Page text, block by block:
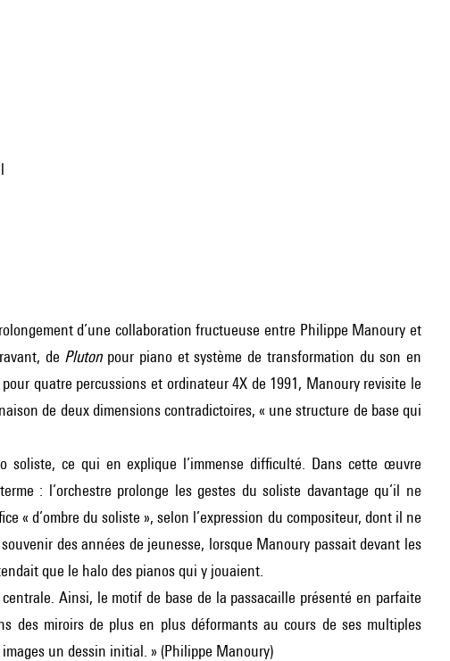
d’une collaboration fructueuse entre Philippe Manoury et
de Plutonpour piano et système de transformation du son en
quatre percussions et ordinateur 4X de 1991, Manoury revisite le
de deux dimensions contradictoires, « une structure de base qui
ce qui en explique l’immense difficulté. Dans cette œuvre
: l’orchestre prolonge les gestes du soliste davantage qu’il ne
« d’ombre du soliste », selon l’expression du compositeur, dont il ne
des années de jeunesse, lorsque Manoury passait devant les
que le halo des pianos qui y jouaient.
Ainsi, le motif de base de la passacaille présenté en parfaite
des miroirs de plus en plus déformants au cours de ses multiples
un dessin initial. » (Philippe Manoury)